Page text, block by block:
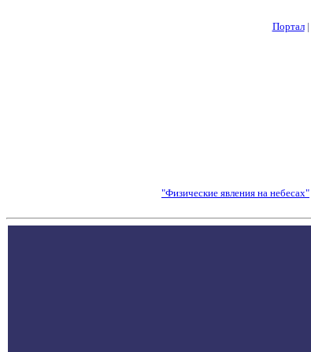
Портал|
"Физические явления на небесах"